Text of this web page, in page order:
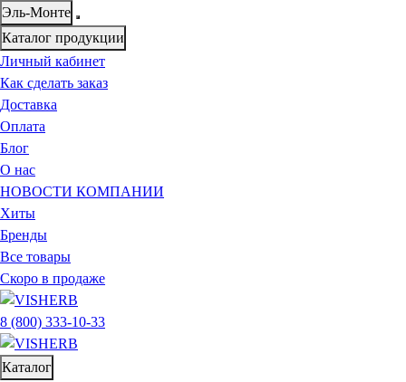
Эль-Монте
Каталог продукции
Личный кабинет
Как сделать заказ
Доставка
Оплата
Блог
О нас
НОВОСТИ КОМПАНИИ
Хиты
Бренды
Все товары
Скоро в продаже
8 (800) 333-10-33
Каталог